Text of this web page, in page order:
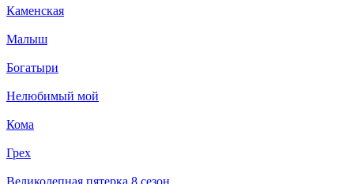
Каменская
Малыш
Богатыри
Нелюбимый мой
Кома
Грех
Великолепная пятерка 8 сезон